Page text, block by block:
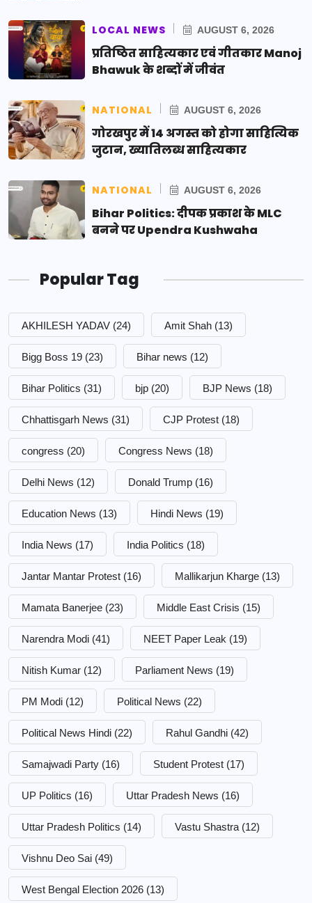
LOCAL NEWS AUGUST 6, 2026
प्रतिष्ठित साहित्यकार एवं गीतकार Manoj
Bhawuk के शब्दों में जीवंत
NATIONAL AUGUST 6, 2026
गोरखपुर में 14 अगस्त को होगा साहित्यिक
जुटान, ख्यातिलब्ध साहित्यकार
NATIONAL AUGUST 6, 2026
Bihar Politics: दीपक प्रकाश के MLC
बनने पर Upendra Kushwaha
Popular Tag
AKHILESH YADAV (24) Amit Shah (13)
Bigg Boss 19 (23) Bihar news (12)
Bihar Politics (31) bjp (20) BJP News (18)
Chhattisgarh News (31) CJP Protest (18)
congress (20) Congress News (18)
Delhi News (12) Donald Trump (16)
Education News (13) Hindi News (19)
India News (17) India Politics (18)
Jantar Mantar Protest (16) Mallikarjun Kharge (13)
Mamata Banerjee (23) Middle East Crisis (15)
Narendra Modi (41) NEET Paper Leak (19)
Nitish Kumar (12) Parliament News (19)
PM Modi (12) Political News (22)
Political News Hindi (22) Rahul Gandhi (42)
Samajwadi Party (16) Student Protest (17)
UP Politics (16) Uttar Pradesh News (16)
Uttar Pradesh Politics (14) Vastu Shastra (12)
Vishnu Deo Sai (49)
West Bengal Election 2026 (13)